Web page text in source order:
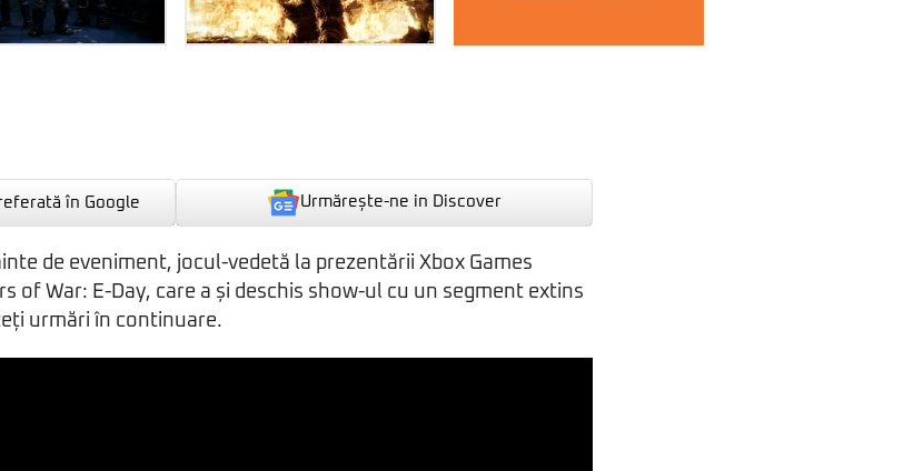
în Google Urmărește-ne in Discover
de eveniment, jocul-vedetă la prezentării Xbox Games
of War: E-Day, care a și deschis show-ul cu un segment extins
urmări în continuare.